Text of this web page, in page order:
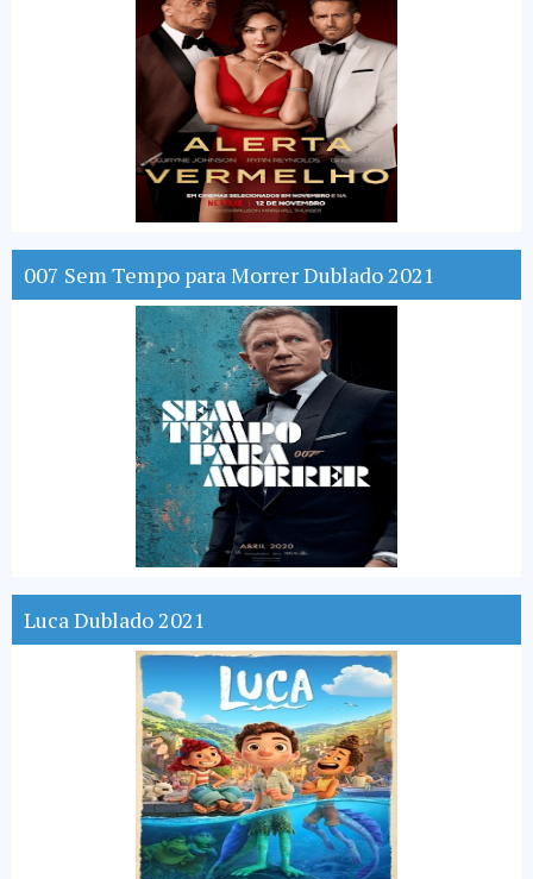
007 Sem Tempo para Morrer Dublado 2021
Luca Dublado 2021